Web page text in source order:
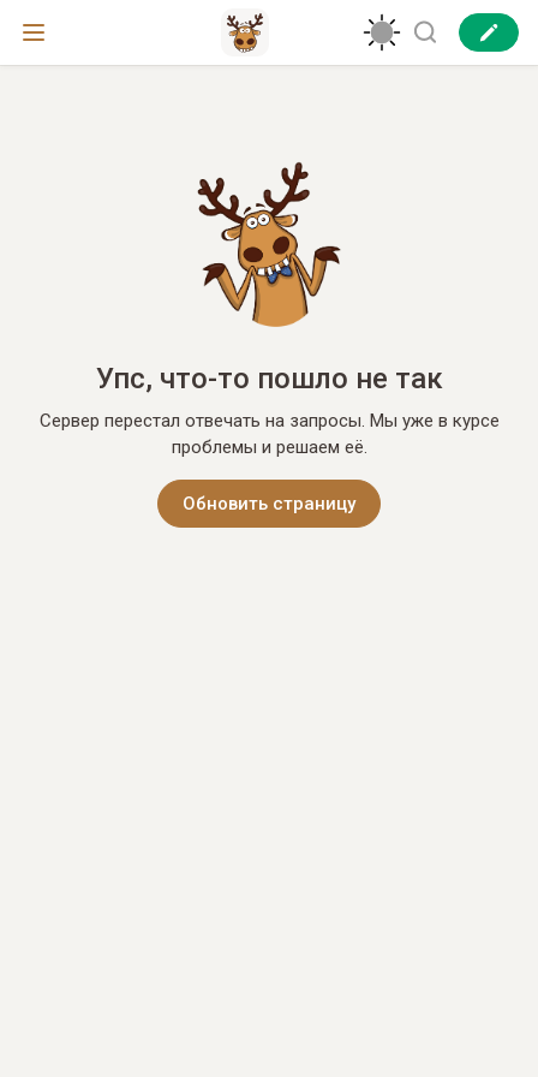
Упс, что-то пошло не так
Сервер перестал отвечать на запросы. Мы уже в курсе
проблемы и решаем её.
Обновить страницу